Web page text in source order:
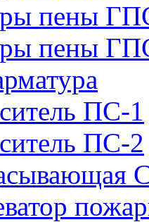
пены
пены
ПС-1
ПС-2